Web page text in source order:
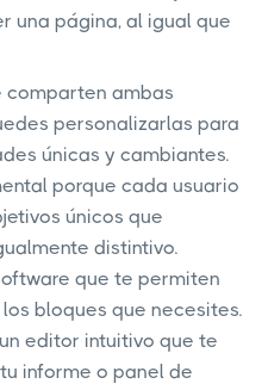
una página, al igual que
ambas
personalizarlas para
únicas y cambiantes.
porque cada usuario
únicos que
distintivo.
que te permiten
bloques que necesites.
editor intuitivo que te
informe o panel de